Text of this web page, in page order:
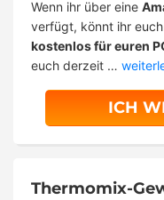
Wenn ihr über eine
verfügt, könnt ihr
kostenlos für euren
euch derzeit …
ICH
Thermomix-